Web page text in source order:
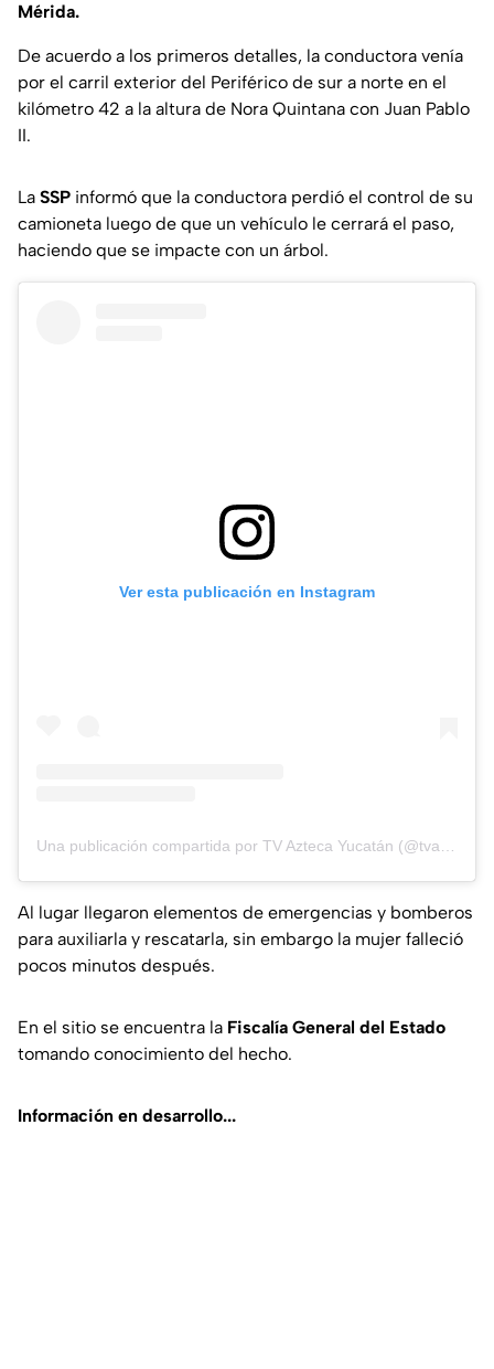
Mérida.
De acuerdo a los primeros detalles, la conductora venía
por el carril exterior del Periférico de sur a norte en el
kilómetro 42 a la altura de Nora Quintana con Juan Pablo
II.
La SSP informó que la conductora perdió el control de su
camioneta luego de que un vehículo le cerrará el paso,
haciendo que se impacte con un árbol.
Ver esta publicación en Instagram
Una publicación compartida por TV Azteca Yucatán (@tvaztecayucatan)
Al lugar llegaron elementos de emergencias y bomberos
para auxiliarla y rescatarla, sin embargo la mujer falleció
pocos minutos después.
En el sitio se encuentra la Fiscalía General del Estado
tomando conocimiento del hecho.
Información en desarrollo...